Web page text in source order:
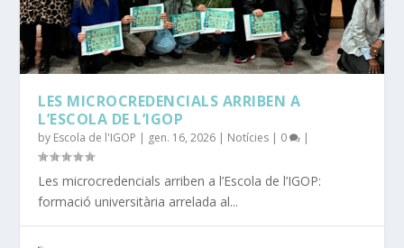
TFM 2023-2024
TFM 2022-2023
TFM 2018-2019
TFM 2019-2020
TFM 2021-2022
LES MICROCREDENCIALS ARRIBEN A
L’ESCOLA DE L’IGOP
by Escola de l'IGOP | gen. 16, 2026 | Notícies | 0 |
Les microcredencials arriben a l’Escola de l’IGOP:
formació universitària arrelada al...